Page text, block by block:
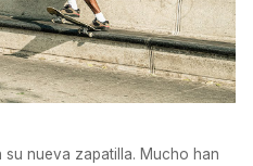
su nueva zapatilla. Mucho han